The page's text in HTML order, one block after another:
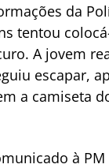
da
tentou
A jovem
escapar,
a camiseta
à